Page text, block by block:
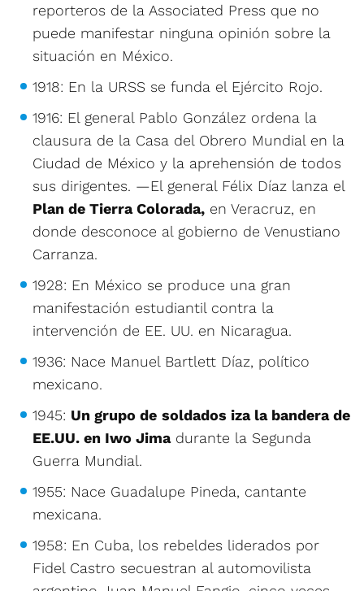
reporteros de la Associated Press que no
puede manifestar ninguna opinión sobre la
situación en México.
1918: En la URSS se funda el Ejército Rojo.
1916: El general Pablo González ordena la
clausura de la Casa del Obrero Mundial en la
Ciudad de México y la aprehensión de todos
sus dirigentes. —El general Félix Díaz lanza el
Plan de TierraColorada, en Veracruz, en
donde desconoce al gobierno de Venustiano
Carranza.
1928: En México se produce una gran
manifestación estudiantil contra la
intervención de EE. UU. en Nicaragua.
1936: Nace Manuel Bartlett Díaz, político
mexicano.
1945: Un grupo de soldados iza la bandera de
EE.UU. en Iwo Jimadurante la Segunda
Guerra Mundial.
1955: Nace Guadalupe Pineda, cantante
mexicana.
1958: En Cuba, los rebeldes liderados por
Fidel Castro secuestran al automovilista